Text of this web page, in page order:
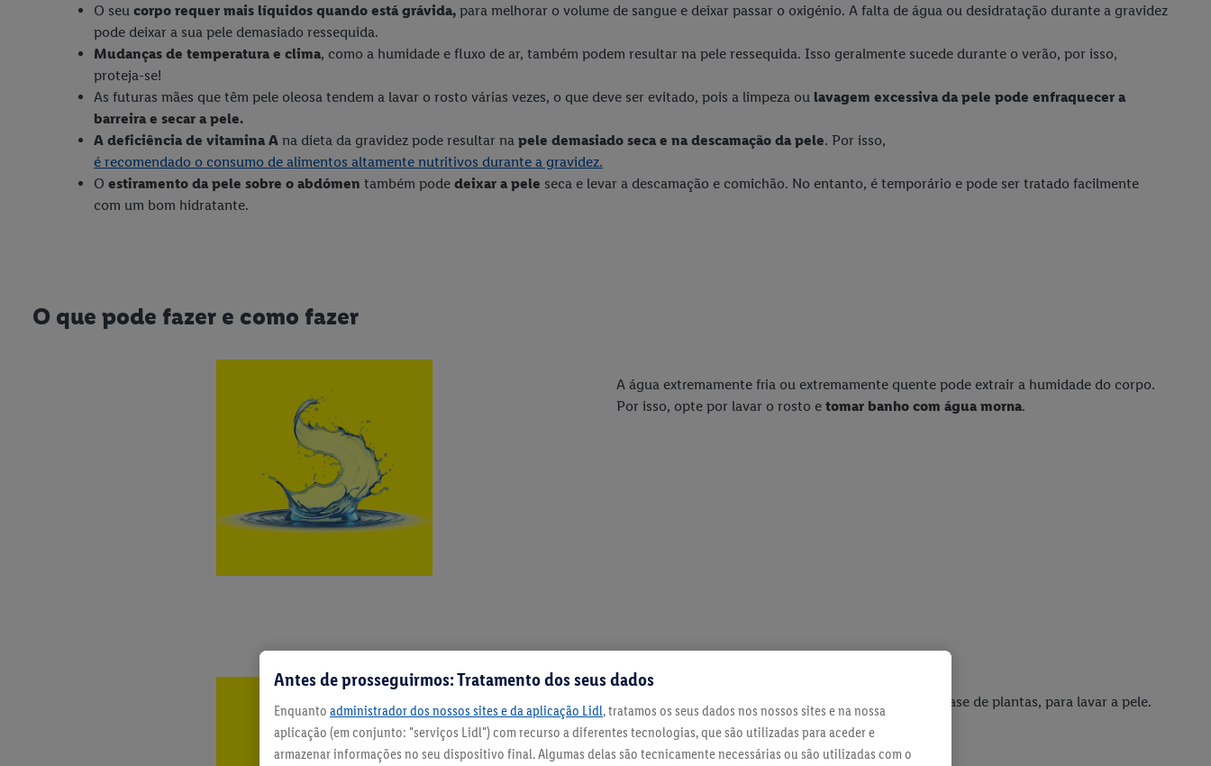
O seu corpo requer mais líquidos quando está grávida, para melhorar o volume de sangue e deixar passar o oxigénio. A falta de água ou desidratação durante a gravidez
pode deixar a sua pele demasiado ressequida.
Mudanças de temperatura e clima, como a humidade e fluxo de ar, também podem resultar na pele ressequida. Isso geralmente sucede durante o verão, por isso,
proteja-se!
As futuras mães que têm pele oleosa tendem a lavar o rosto várias vezes, o que deve ser evitado, pois a limpeza ou lavagem excessiva da pele pode enfraquecer a
barreira e secar a pele.
A deficiência de vitamina A na dieta da gravidez pode resultar na pele demasiado seca e na descamação da pele. Por isso,
é recomendado o consumo de alimentos altamente nutritivos durante a gravidez.
O estiramento da pele sobre o abdómen também pode deixar a pele seca e levar a descamação e comichão. No entanto, é temporário e pode ser tratado facilmente
com um bom hidratante.
O que pode fazer e como fazer
A água extremamente fria ou extremamente quente pode extrair a humidade do corpo.
Por isso, opte por lavar o rosto e tomar banho com água morna.
produtos de limpeza suaves , de preferência à base de plantas, para lavar a pele.
Antes de prosseguirmos: Tratamento dos seus dados
Enquanto administrador dos nossos sites e da aplicação Lidl, tratamos os seus dados nos nossos sites e na nossa
aplicação (em conjunto: "serviços Lidl") com recurso a diferentes tecnologias, que são utilizadas para aceder e
armazenar informações no seu dispositivo final. Algumas delas são tecnicamente necessárias ou são utilizadas com o